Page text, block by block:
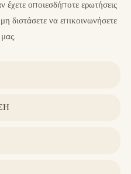
οποιεσδήποτε ερωτήσεις
διστάσετε να επικοινωνήσετε